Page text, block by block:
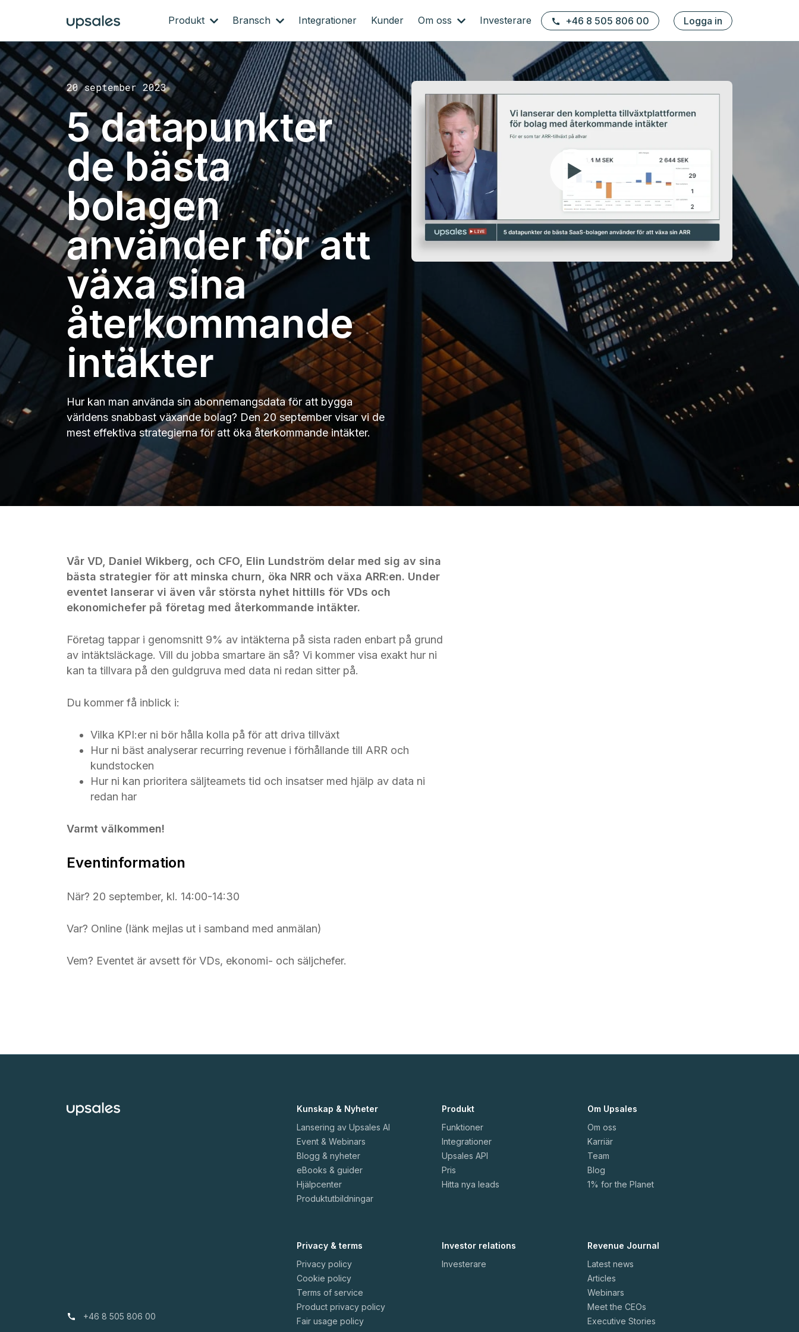
+46 8 505 806 00 Logga in
Produkt Bransch Integrationer Kunder Om oss Investerare
20 september 2023
5 datapunkter
de bästa
bolagen
använder för att
växa sina
återkommande
intäkter
Hur kan man använda sin abonnemangsdata för att bygga
världens snabbast växande bolag? Den 20 september visar vi de
mest effektiva strategierna för att öka återkommande intäkter.
Vår VD, Daniel Wikberg, och CFO, Elin Lundström delar med sig av sina
bästa strategier för att minska churn, öka NRR och växa ARR:en. Under
eventet lanserar vi även vår största nyhet hittills för VDs och
ekonomichefer på företag med återkommande intäkter.
Företag tappar i genomsnitt 9% av intäkterna på sista raden enbart på grund
av intäktsläckage. Vill du jobba smartare än så? Vi kommer visa exakt hur ni
kan ta tillvara på den guldgruva med data ni redan sitter på.
Du kommer få inblick i:
Vilka KPI:er ni bör hålla kolla på för att driva tillväxt
Hur ni bäst analyserar recurring revenue i förhållande till ARR och
kundstocken
Hur ni kan prioritera säljteamets tid och insatser med hjälp av data ni
redan har
Varmt välkommen!
Eventinformation
När? 20 september, kl. 14:00-14:30
Var? Online (länk mejlas ut i samband med anmälan)
Vem? Eventet är avsett för VDs, ekonomi- och säljchefer.
+46 8 505 806 00
Kunskap & Nyheter
Lansering av Upsales AI
Event & Webinars
Blogg & nyheter
eBooks & guider
Hjälpcenter
Produktutbildningar
Produkt
Funktioner
Integrationer
Upsales API
Pris
Hitta nya leads
Om Upsales
Om oss
Karriär
Team
Blog
1% for the Planet
Privacy & terms
Privacy policy
Cookie policy
Terms of service
Product privacy policy
Fair usage policy
Investor relations
Investerare
Revenue Journal
Latest news
Articles
Webinars
Meet the CEOs
Executive Stories